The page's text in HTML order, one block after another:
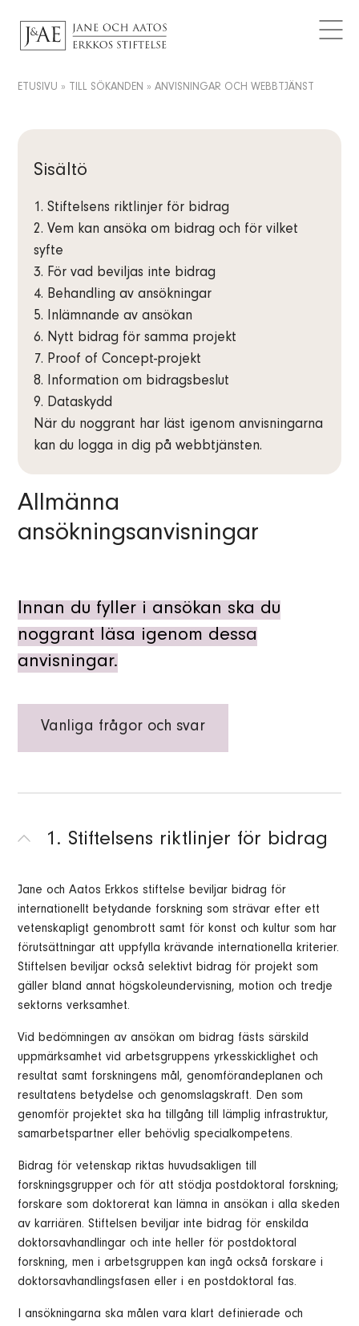
Kontaktuppgifter
Dataskydd
AKTUELLT
Meddelanden
ETUSIVU » TILL SÖKANDEN »ANVISNINGAR OCH WEBBTJÄNST
Sisältö
1. Stiftelsens riktlinjer för bidrag
2. Vem kan ansöka om bidrag och för vilket
syfte
3. För vad beviljas inte bidrag
4. Behandling av ansökningar
5. Inlämnande av ansökan
6. Nytt bidrag för samma projekt
7. Proof of Concept-projekt
8. Information om bidragsbeslut
9. Dataskydd
När du noggrant har läst igenom anvisningarna
kan du logga in dig på webbtjänsten.
Allmänna
ansökningsanvisningar
Innan du fyller i ansökan ska du
noggrant läsa igenom dessa
anvisningar.
Vanliga frågor och svar
1. Stiftelsens riktlinjer för bidrag
Jane och Aatos Erkkos stiftelse beviljar bidrag för
internationellt betydande forskning som strävar efter ett
vetenskapligt genombrott samt för konst och kultur som har
förutsättningar att uppfylla krävande internationella kriterier.
Stiftelsen beviljar också selektivt bidrag för projekt som
gäller bland annat högskoleundervisning, motion och tredje
sektorns verksamhet.
Vid bedömningen av ansökan om bidrag fästs särskild
uppmärksamhet vid arbetsgruppens yrkesskicklighet och
resultat samt forskningens mål, genomförandeplanen och
resultatens betydelse och genomslagskraft. Den som
genomför projektet ska ha tillgång till lämplig infrastruktur,
samarbetspartner eller behövlig specialkompetens.
Bidrag för vetenskap riktas huvudsakligen till
forskningsgrupper och för att stödja postdoktoral forskning;
forskare som doktorerat kan lämna in ansökan i alla skeden
av karriären. Stiftelsen beviljar inte bidrag för enskilda
doktorsavhandlingar och inte heller för postdoktoral
forskning, men i arbetsgruppen kan ingå också forskare i
doktorsavhandlingsfasen eller i en postdoktoral fas.
I ansökningarna ska målen vara klart definierade och